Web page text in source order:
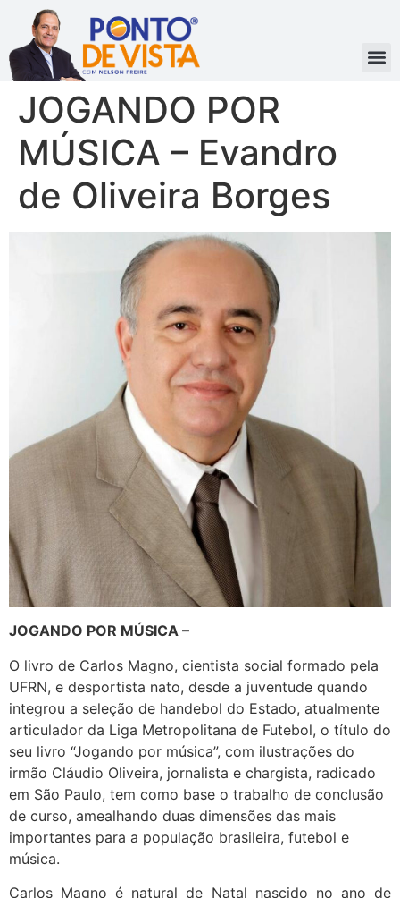
JOGANDO POR
MÚSICA – Evandro
de Oliveira Borges
JOGANDO POR MÚSICA –
​​​O livro de Carlos Magno, cientista social formado pela
UFRN, e desportista nato, desde a juventude quando
integrou a seleção de handebol do Estado, atualmente
articulador da Liga Metropolitana de Futebol, o título do
seu livro “Jogando por música”, com ilustrações do
irmão Cláudio Oliveira, jornalista e chargista, radicado
em São Paulo, tem como base o trabalho de conclusão
de curso, amealhando duas dimensões das mais
importantes para a população brasileira, futebol e
música.
​​​Carlos Magno é natural de Natal nascido no ano de